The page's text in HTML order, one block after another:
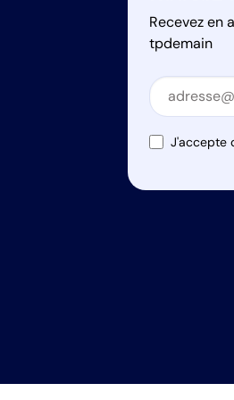
Recevez en
tpdemain
Section
Section
J'accepte
la conformité avec les